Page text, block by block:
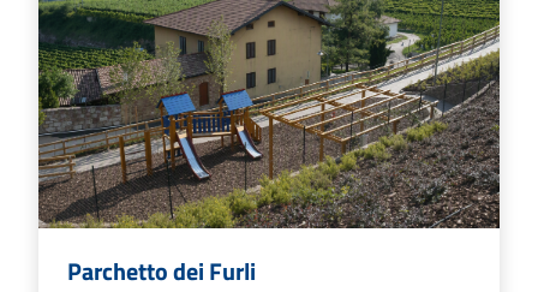
Parchetto dei Furli